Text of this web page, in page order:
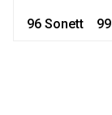
96 Sonett 99